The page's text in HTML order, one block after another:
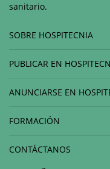
sanitario.
SOBRE HOSPITECNIA
PUBLICAR EN
ANUNCIARSE EN
FORMACIÓN
CONTÁCTANOS